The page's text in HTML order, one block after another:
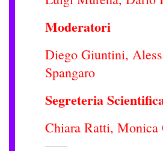
Moderatori
Diego Giuntini,
Spangaro
Segreteria
Chiara Ratti, Monica